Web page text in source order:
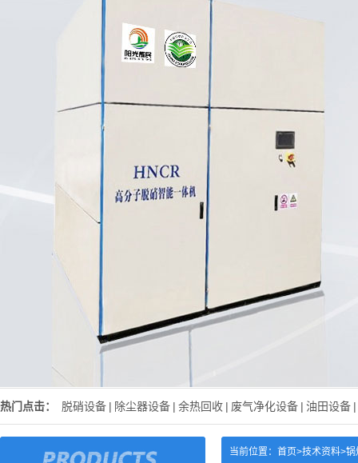
热门点击： 脱硝设备 | 除尘器设备 | 余热回收 | 废气净化设备 | 油田设备 |
当前位置： 首页>技术资料>锅